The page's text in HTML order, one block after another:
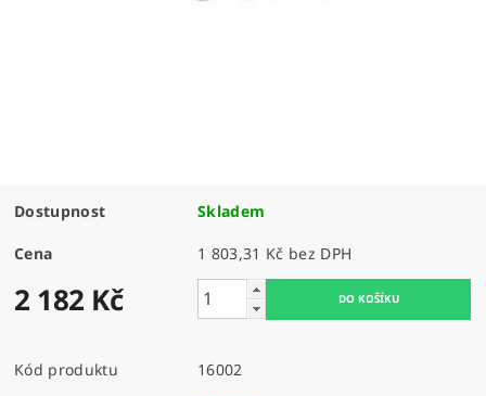
Dostupnost Skladem
Cena 1 803,31 Kč bez DPH
2 182 Kč
Kód produktu
16002